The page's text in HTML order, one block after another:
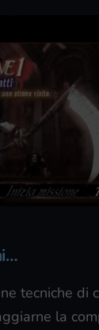
tecniche di
la